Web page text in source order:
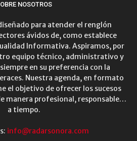
NOSOTROS
para atender el renglón
ávidos de, como establece
Informativa. Aspiramos, por
equipo técnico, administrativo y
en su preferencia con la
Nuestra agenda, en formato
el objetivo de ofrecer los sucesos
manera profesional, responsable…
a tiempo.
info@radarsonora.com